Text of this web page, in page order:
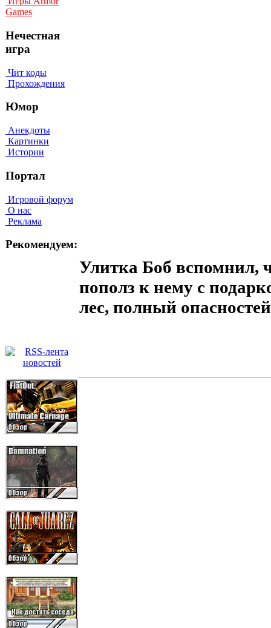
Games
Нечестная
игра
Чит коды
Прохождения
Юмор
Анекдоты
Картинки
Истории
Портал
Игровой форум
О нас
Реклама
Рекомендуем:
Улитка Боб вспомнил,
пополз к нему с
лес, полный